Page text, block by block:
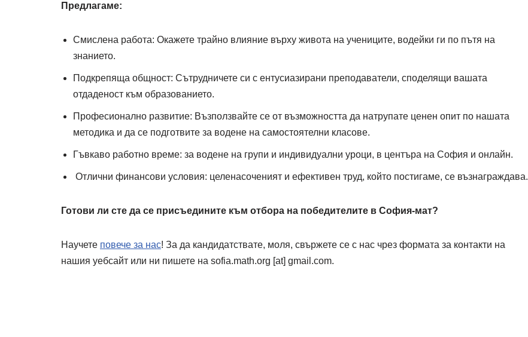
Предлагаме:
Смислена работа: Окажете трайно влияние върху живота на учениците, водейки ги по пътя на
знанието.
Подкрепяща общност: Сътрудничете си с ентусиазирани преподаватели, споделящи вашата
отдаденост към образованието.
Професионално развитие: Възползвайте се от възможността да натрупате ценен опит по нашата
методика и да се подготвите за водене на самостоятелни класове.
Гъвкаво работно време: за водене на групи и индивидуални уроци, в центъра на София и онлайн.
Отлични финансови условия: целенасоченият и ефективен труд, който постигаме, се възнаграждава.
Готови ли сте да се присъедините към отбора на победителите в София-мат?
Научете повече за нас! За да кандидатствате, моля, свържете се с нас чрез формата за контакти на
нашия уебсайт или ни пишете на sofia.math.org [at] gmail.com.